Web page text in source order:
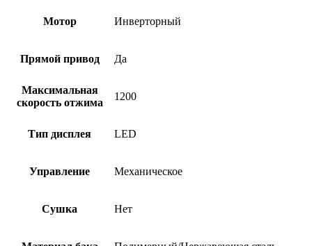
Мотор Инверторный
Прямой привод Да
Максимальная
скорость отжима
1200
Тип дисплея LED
Управление Механическое
Сушка Нет